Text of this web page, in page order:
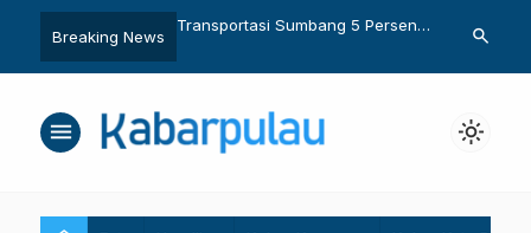
Breaking News
Transportasi Sumbang 5 Persen
Kusosearch
menu light_mode